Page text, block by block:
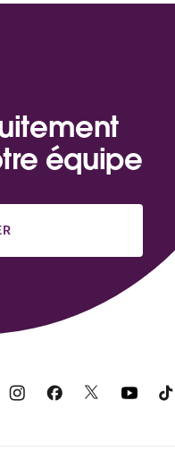
équipe